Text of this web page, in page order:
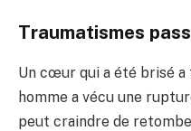
Traumatismes
Un cœur qui a été brisé a
homme a vécu une
peut craindre de